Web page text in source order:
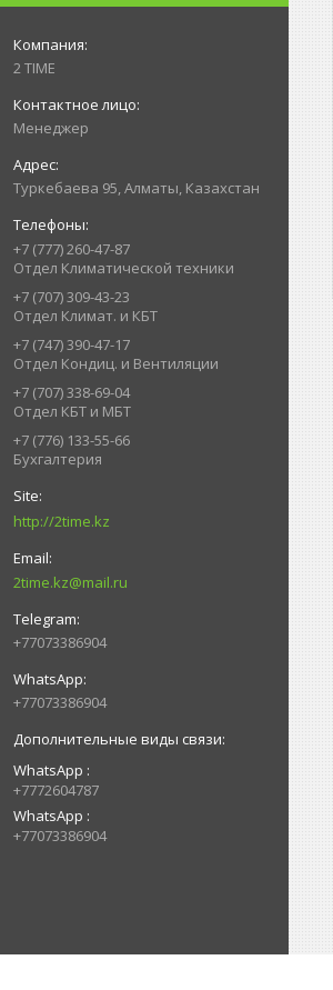
2 TIME
Менеджер
Туркебаева 95, Алматы, Казахстан
+7 (777) 260-47-87
Отдел Климатической техники
+7 (707) 309-43-23
Отдел Климат. и КБТ
+7 (747) 390-47-17
Отдел Кондиц. и Вентиляции
+7 (707) 338-69-04
Отдел КБТ и МБТ
+7 (776) 133-55-66
Бухгалтерия
http://2time.kz
2time.kz@mail.ru
+77073386904
+77073386904
WhatsApp
+7772604787
WhatsApp
+77073386904